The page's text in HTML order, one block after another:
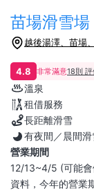
苗場滑雪場
越後湯澤、苗場
4.8 非常滿意18則
溫泉
租借服務
長距離滑雪
有夜間／晨間滑
營業期間
12/13~4/5 (可能會
資料，今年的營業